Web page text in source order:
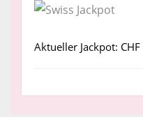
Aktueller Jackpot: